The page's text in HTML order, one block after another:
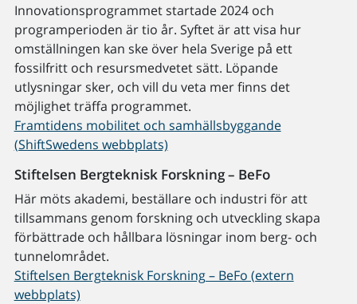
Innovationsprogrammet startade 2024 och
programperioden är tio år. Syftet är att visa hur
omställningen kan ske över hela Sverige på ett
fossilfritt och resursmedvetet sätt. Löpande
utlysningar sker, och vill du veta mer finns det
möjlighet träffa programmet.
Framtidens mobilitet och samhällsbyggande
(ShiftSwedens webbplats)
Stiftelsen Bergteknisk Forskning – BeFo
Här möts akademi, beställare och industri för att
tillsammans genom forskning och utveckling skapa
förbättrade och hållbara lösningar inom berg- och
tunnelområdet.
Stiftelsen Bergteknisk Forskning – BeFo (extern
webbplats)